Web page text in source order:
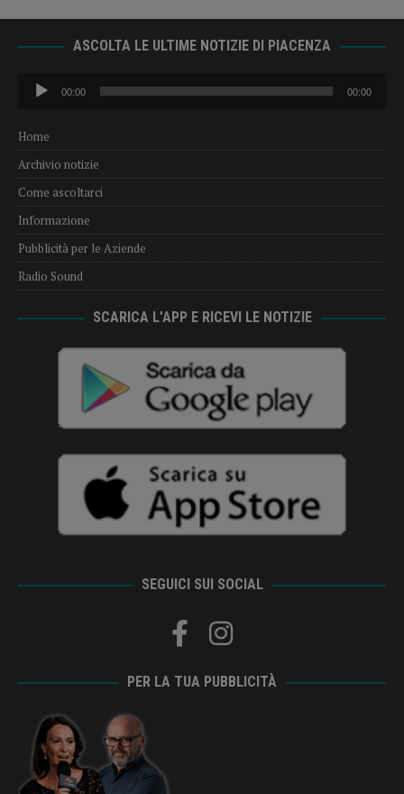
ASCOLTA LE ULTIME NOTIZIE DI PIACENZA
Audio
Player
00:00 00:00
Home
Archivio notizie
Come ascoltarci
Informazione
Pubblicità per le Aziende
Radio Sound
SCARICA L’APP E RICEVI LE NOTIZIE
SEGUICI SUI SOCIAL
PER LA TUA PUBBLICITÀ